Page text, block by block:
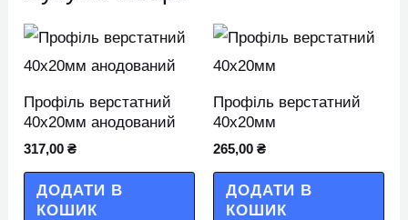
Профіль верстатний
40х20мм анодований
317,00₴
ДОДАТИ В
КОШИК
Профіль верстатний
40х20мм
265,00 ₴
ДОДАТИ В
КОШИК